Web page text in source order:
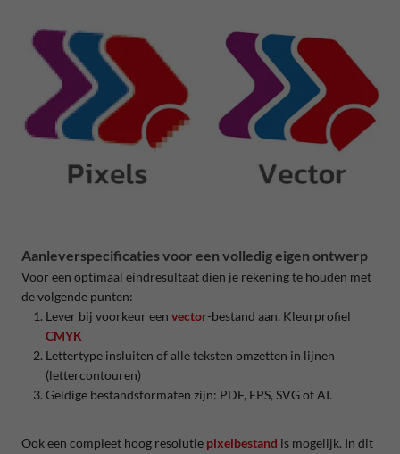
Aanleverspecificaties voor een volledig eigen ontwerp
Voor een optimaal eindresultaat dien je rekening te houden met
de volgende punten:
Lever bij voorkeur eenvector-bestand aan. Kleurprofiel
CMYK
Lettertype insluiten of alle teksten omzetten in lijnen
(lettercontouren)
Geldige bestandsformaten zijn: PDF, EPS, SVG of AI.
Ook een compleet hoog resolutie pixelbestand is mogelijk. In dit